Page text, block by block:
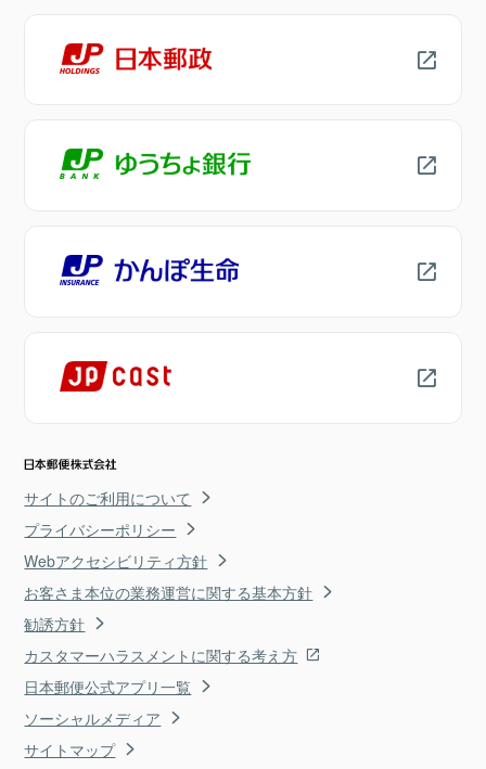
サイトのご利用について
プライバシーポリシー
Webアクセシビリティ方針
お客さま本位の業務運営に関する基本方針
勧誘方針
カスタマーハラスメントに関する考え方
日本郵便公式アプリ一覧
ソーシャルメディア
サイトマップ